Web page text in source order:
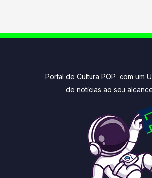
Portal de Cultura POP com um
de notícias ao seu